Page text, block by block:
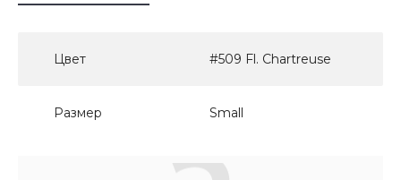
Цвет #509 Fl. Chartreuse
Размер Small